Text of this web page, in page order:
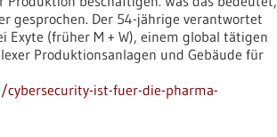
gesprochen. Der 54-jährige verantwortet
Exyte (früher M + W), einem global tätigen
Produktionsanlagen und Gebäude für
ist-fuer-die-pharma-